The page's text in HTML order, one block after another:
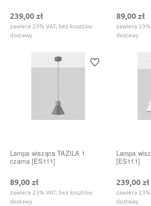
239,00 zł
zawiera 23% VAT, bez kosztów
dostawy
89,00 zł
zawiera
dostawy
Lampa wisząca TAZILA 1
czarna [ES111]
89,00 zł
zawiera 23% VAT, bez kosztów
dostawy
Do ulubionych
Lampa
[ES111]
239,00 zł
zawiera
dostawy